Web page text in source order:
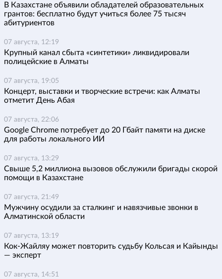
В Казахстане объявили обладателей образовательных
грантов: бесплатно будут учиться более 75 тысяч
абитуриентов
07 августа, 12:19
Крупный канал сбыта «синтетики» ликвидировали
полицейские в Алматы
07 августа, 19:05
Концерт, выставки и творческие встречи: как Алматы
отметит День Абая
07 августа, 22:06
Google Chrome потребует до 20 Гбайт памяти на диске
для работы локального ИИ
07 августа, 13:29
Свыше 5,2 миллиона вызовов обслужили бригады скорой
помощи в Казахстане
07 августа, 21:49
Мужчину осудили за сталкинг и навязчивые звонки в
Алматинской области
07 августа, 13:19
Кок-Жайляу может повторить судьбу Кольсая и Кайынды
— эксперт
07 августа, 14:51